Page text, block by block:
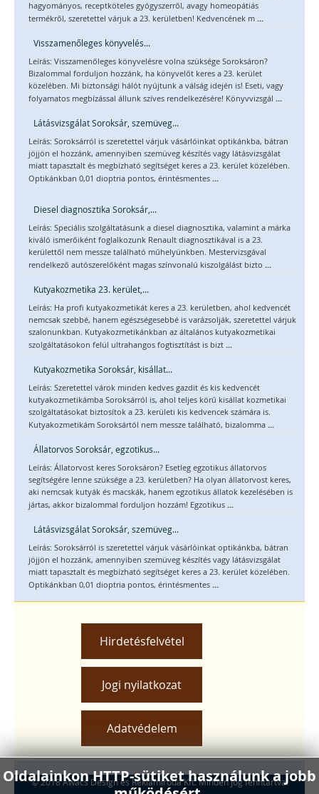
hagyományos, receptköteles gyógyszerről, avagy homeopátiás
termékről, szeretettel várjuk a 23. kerületben! Kedvencének m ...
Visszamenőleges könyvelés...
Leírás: Visszamenőleges könyvelésre volna szüksége Soroksáron?
Bizalommal forduljon hozzánk, ha könyvelőt keres a 23. kerület
közelében. Mi biztonsági hálót nyújtunk a válság idején is! Eseti, vagy
folyamatos megbízással állunk szíves rendelkezésére! Könyvvizsgál ...
Látásvizsgálat Soroksár, szemüveg...
Leírás: Soroksárról is szeretettel várjuk vásárlóinkat optikánkba, bátran
jöjjön el hozzánk, amennyiben szemüveg készítés vagy látásvizsgálat
miatt tapasztalt és megbízható segítséget keres a 23. kerület közelében.
Optikánkban 0,01 dioptria pontos, érintésmentes ...
Diesel diagnosztika Soroksár,...
Leírás: Speciális szolgáltatásunk a diesel diagnosztika, valamint a márka
kiváló ismerőiként foglalkozunk Renault diagnosztikával is a 23.
kerülettől nem messze található műhelyünkben. Mestervizsgával
rendelkező autószerelőként magas színvonalú kiszolgálást bizto ...
Kutyakozmetika 23. kerület,...
Leírás: Ha profi kutyakozmetikát keres a 23. kerületben, ahol kedvencét
nemcsak szebbé, hanem egészségesebbé is varázsolják, szeretettel várjuk
szalonunkban. Kutyakozmetikánkban az általános kutyakozmetikai
szolgáltatásokon felül ultrahangos fogtisztítást is bizt ...
Kutyakozmetika Soroksár, kisállat...
Leírás: Szeretettel várok minden kedves gazdit és kis kedvencét
kutyakozmetikámba Soroksárról is, ahol teljes körű kisállat kozmetikai
szolgáltatásokat biztosítok a 23. kerületi kis kedvencek számára is.
Kutyakozmetikám Soroksártól nem messze található, bizalomma ...
Állatorvos Soroksár, egzotikus...
Leírás: Állatorvost keres Soroksáron? Esetleg egzotikus állatorvos
segítségére lenne szüksége a 23. kerületben? Ha olyan állatorvost keres,
aki nemcsak kutyák és macskák, hanem egzotikus állatok kezelésében is
jártas, akkor bizalommal forduljon hozzám! Egzotikus ...
Látásvizsgálat Soroksár, szemüveg...
Leírás: Soroksárról is szeretettel várjuk vásárlóinkat optikánkba, bátran
jöjjön el hozzánk, amennyiben szemüveg készítés vagy látásvizsgálat
miatt tapasztalt és megbízható segítséget keres a 23. kerület közelében.
Optikánkban 0,01 dioptria pontos, érintésmentes ...
Hirdetésfelvétel
Jogi nyilatkozat
Adatvédelem
Oldalainkon HTTP-sütiket használunk a jobb
© 2018 Awacs Design és Reklámiroda Kft. Minden jog fenntartva.